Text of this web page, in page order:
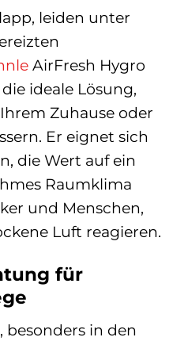
leiden unter
AirFresh Hygro
ideale Lösung,
Zuhause oder
Er eignet sich
die Wert auf ein
Raumklima
und Menschen,
Luft reagieren.
für
besonders in den